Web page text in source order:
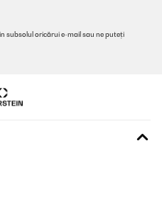
subsolul oricărui e-mail sau ne puteți